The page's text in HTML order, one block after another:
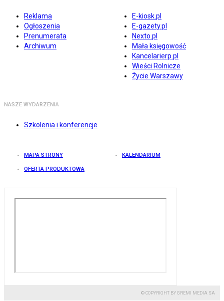
Reklama
Ogłoszenia
Prenumerata
Archiwum
E-kiosk.pl
E-gazety.pl
Nexto.pl
Mała księgowość
Kancelarierp.pl
Wieści Rolnicze
Życie Warszawy
NASZE WYDARZENIA
Szkolenia i konferencje
MAPA STRONY KALENDARIUM
OFERTA PRODUKTOWA
© COPYRIGHT BY GREMI MEDIA SA